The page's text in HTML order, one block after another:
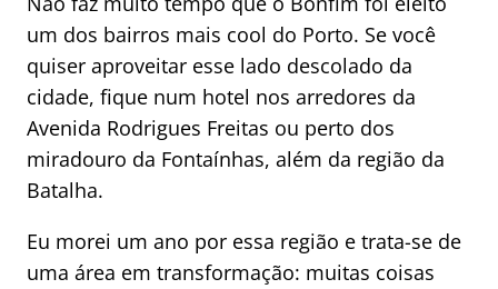
um dos bairros mais cool do Porto. Se você
quiser aproveitar esse lado descolado da
cidade, fique num hotel nos arredores da
Avenida Rodrigues Freitas ou perto dos
miradouro da Fontaínhas, além da região da
Batalha.
Eu morei um ano por essa região e trata-se de
uma área em transformação: muitas coisas